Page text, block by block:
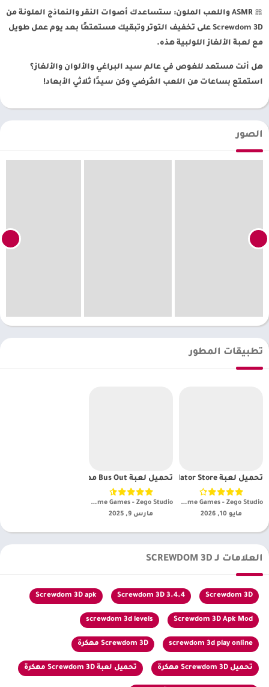
🎀 ASMR واللعب الملون: ستساعدك أصوات النقر والنماذج الملونة من
Screwdom 3D على تخفيف التوتر وتبقيك مستمتعًا بعد يوم عمل طويل
مع لعبة الألغاز اللولبية هذه.
هل أنت مستعد للغوص في عالم سيد البراغي والألوان والألغاز؟
استمتع بساعات من اللعب المُرضي وكن سيدًا ثلاثي الأبعاد!
الصور
تطبيقات المطور
تحميل لعبة Supermarket Simulator Store مهكرة 2026 أندرويد اخر اصدار
iKame Games - Zego Studio‏
مايو 10, 2026
تحميل لعبة Bus Out مهكره
iKame Games - Zego Studio‏
مارس 9, 2025
العلامات لـ SCREWDOM 3D
Screwdom 3D
Screwdom 3D 3.4.4
Screwdom 3D apk
Screwdom 3D Apk Mod
screwdom 3d levels
screwdom 3d play online Screwdom 3D مهكرة
تحميل Screwdom 3D مهكرة تحميل لعبة Screwdom 3D مهكرة